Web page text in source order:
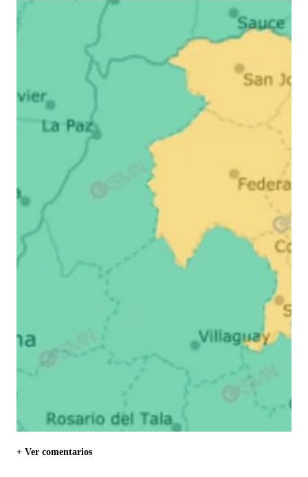
+ Ver comentarios